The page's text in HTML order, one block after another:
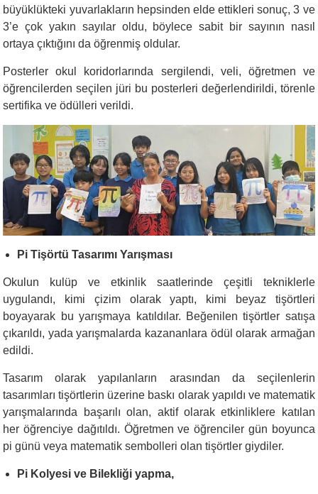
büyüklükteki yuvarlakların hepsinden elde ettikleri sonuç, 3 ve
3’e çok yakın sayılar oldu, böylece sabit bir sayının nasıl
ortaya çıktığını da öğrenmiş oldular.
Posterler okul koridorlarında sergilendi, veli, öğretmen ve
öğrencilerden seçilen jüri bu posterleri değerlendirildi, törenle
sertifika ve ödülleri verildi.
Pi Tişörtü Tasarımı Yarışması
Okulun kulüp ve etkinlik saatlerinde çeşitli tekniklerle
uygulandı, kimi çizim olarak yaptı, kimi beyaz tişörtleri
boyayarak bu yarışmaya katıldılar. Beğenilen tişörtler satışa
çıkarıldı, yada yarışmalarda kazananlara ödül olarak armağan
edildi.
Tasarım olarak yapılanların arasından da seçilenlerin
tasarımları tişörtlerin üzerine baskı olarak yapıldı ve matematik
yarışmalarında başarılı olan, aktif olarak etkinliklere katılan
her öğrenciye dağıtıldı. Öğretmen ve öğrenciler gün boyunca
pi günü veya matematik sembolleri olan tişörtler giydiler.
Pi Kolyesi ve Bilekliği yapma,